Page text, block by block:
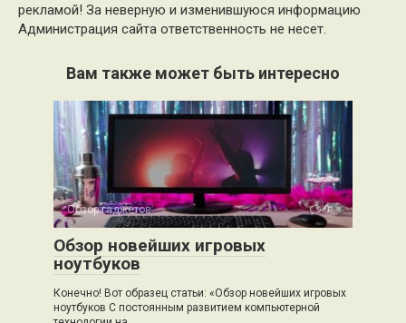
рекламой! За неверную и изменившуюся информацию
Администрация сайта ответственность не несет.
Вам также может быть интересно
Обзор гаджетов 0
Обзор новейших игровых
ноутбуков
Конечно! Вот образец статьи: «Обзор новейших игровых
ноутбуков С постоянным развитием компьютерной